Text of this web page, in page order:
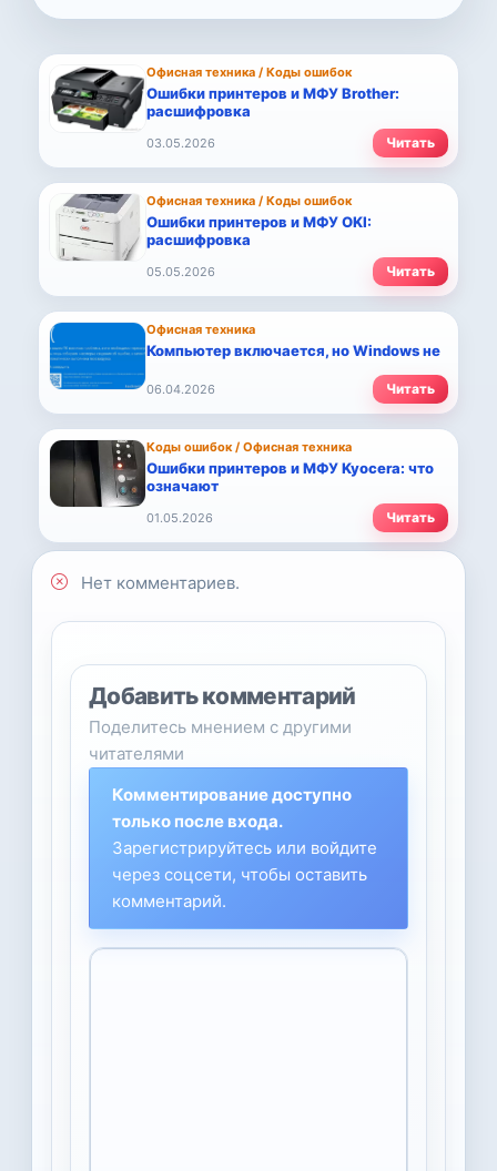
Офисная техника / Коды ошибок
Ошибки принтеров и МФУ Brother:
расшифровка
03.05.2026 Читать
Офисная техника / Коды ошибок
Ошибки принтеров и МФУ OKI:
расшифровка
05.05.2026 Читать
Офисная техника
Компьютер включается, но Windows не
06.04.2026 Читать
Коды ошибок / Офисная техника
Ошибки принтеров и МФУ Kyocera: что
означают
01.05.2026 Читать
Нет комментариев.
Добавить комментарий
Поделитесь мнением с другими
читателями
Комментирование доступно
только после входа.
Зарегистрируйтесь или войдите
через соцсети, чтобы оставить
комментарий.